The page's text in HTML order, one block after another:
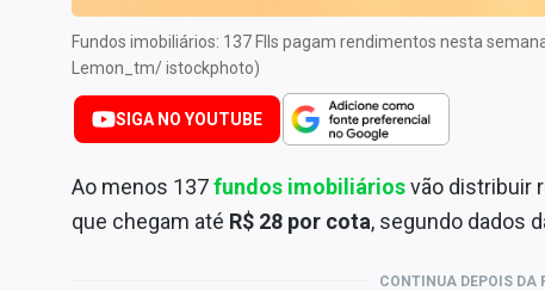
Expediente
Contato
Fundos imobiliários: 137 FIIs pagam rendimentos nesta
Lemon_tm/ istockphoto)
SIGA NO YOUTUBE
Ao menos 137fundos imobiliáriosvão distribuir
que chegam até R$ 28 por cota, segundo dados
CONTINUA DEPOIS DA